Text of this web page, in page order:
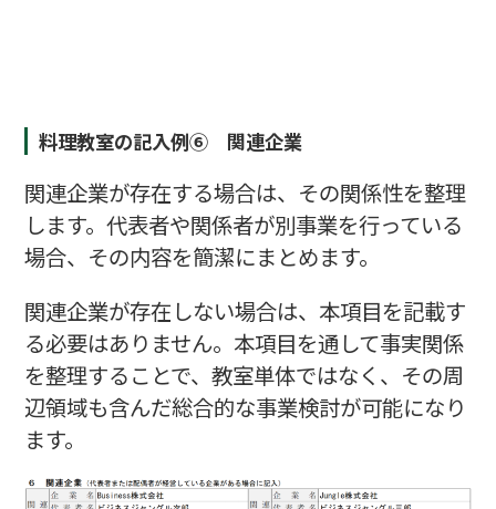
料理教室の記入例⑥ 関連企業
関連企業が存在する場合は、その関係性を整理
します。代表者や関係者が別事業を行っている
場合、その内容を簡潔にまとめます。
関連企業が存在しない場合は、本項目を記載す
る必要はありません。本項目を通して事実関係
を整理することで、教室単体ではなく、その周
辺領域も含んだ総合的な事業検討が可能になり
ます。